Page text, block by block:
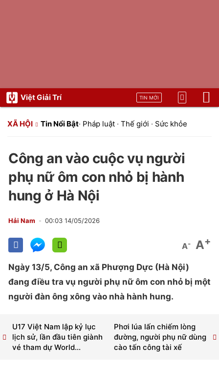
Việt Giải Trí TIN MỚI
XÃ HỘI Tin Nổi Bật· Pháp luật · Thế giới · Sức khỏe
Công an vào cuộc vụ người
phụ nữ ôm con nhỏ bị hành
hung ở Hà Nội
Hải Nam 00:03 14/05/2026
A- A+
Ngày 13/5, Công an xã Phượng Dực (Hà Nội)
đang điều tra vụ người phụ nữ ôm con nhỏ bị một
người đàn ông xông vào nhà hành hung.
Phơi lúa lấn chiếm lòng
đường, người phụ nữ dùng
cào tấn công tài xế
U17 Việt Nam lập kỷ lục
lịch sử, lần đầu tiên giành
vé tham dự World...